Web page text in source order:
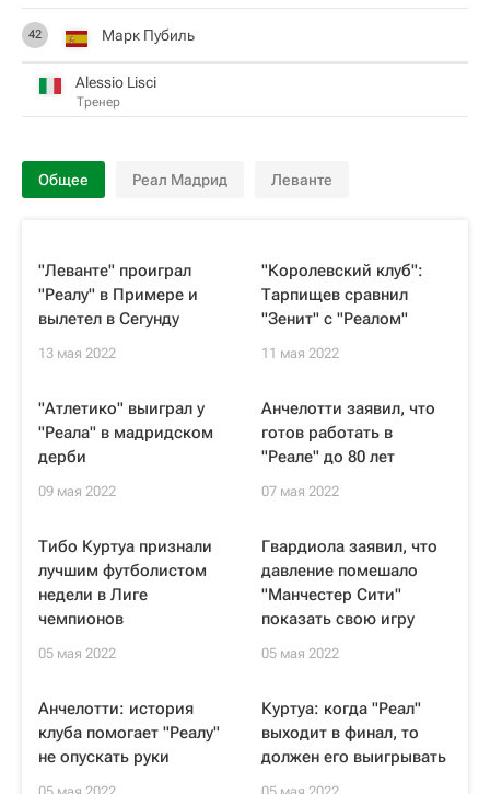
42 Марк Пубиль
Alessio Lisci
Тренер
Общее Реал Мадрид Леванте
"Леванте" проиграл
"Реалу" в Примере и
вылетел в Сегунду
13 мая 2022
"Королевский клуб":
Тарпищев сравнил
"Зенит" с "Реалом"
11 мая 2022
"Атлетико" выиграл у
"Реала" в мадридском
дерби
09 мая 2022
Анчелотти заявил, что
готов работать в
"Реале" до 80 лет
07 мая 2022
Тибо Куртуа признали
лучшим футболистом
недели в Лиге
чемпионов
05 мая 2022
Гвардиола заявил, что
давление помешало
"Манчестер Сити"
показать свою игру
05 мая 2022
Анчелотти: история
клуба помогает "Реалу"
не опускать руки
Куртуа: когда "Реал"
выходит в финал, то
должен его выигрывать